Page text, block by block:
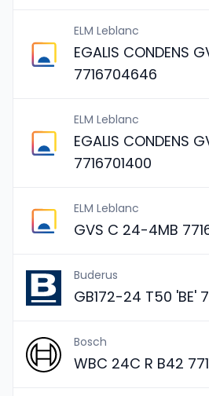
ELM Leblanc
EGALIS CONDENS
7716704646
ELM Leblanc
EGALIS CONDENS
7716701400
ELM Leblanc
GVS C 24-4MB
Buderus
GB172-24 T50 'BE'
Bosch
WBC 24C R B42